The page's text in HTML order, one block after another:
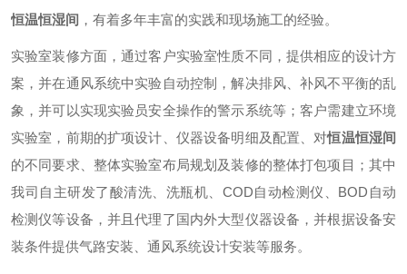
恒温恒湿间 ，有着多年丰富的实践和现场施工的经验。
实验室装修方面，通过客户实验室性质不同，提供相应的设计方
案，并在通风系统中实验自动控制，解决排风、补风不平衡的乱
象，并可以实现实验员安全操作的警示系统等；客户需建立环境
实验室，前期的扩项设计、仪器设备明细及配置、对恒温恒湿间
的不同要求、整体实验室布局规划及装修的整体打包项目；其中
我司自主研发了酸清洗、洗瓶机、COD自动检测仪、BOD自动
检测仪等设备，并且代理了国内外大型仪器设备，并根据设备安
装条件提供气路安装、通风系统设计安装等服务。